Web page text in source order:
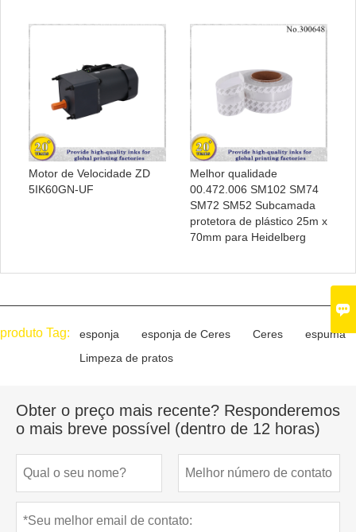
Motor de Velocidade ZD
5IK60GN-UF
Melhor qualidade
00.472.006 SM102 SM74
SM72 SM52 Subcamada
protetora de plástico 25m x
70mm para Heidelberg
produto Tag: esponja esponja de Ceres Ceres
espuma
Limpeza de pratos
Obter o preço mais recente? Responderemos
o mais breve possível (dentro de 12 horas)
